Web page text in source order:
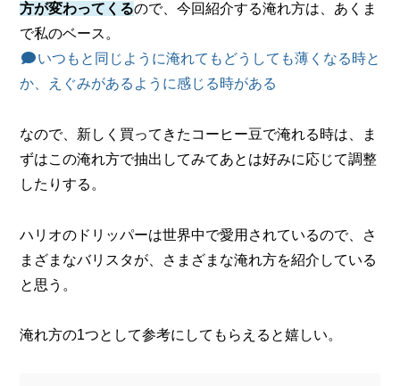
方が変わってくるので、 今回紹介する淹れ方は、あくま
で私のベース。
いつもと同じように淹れてもどうしても薄くなる時と
か、えぐみがあるように感じる時がある
なので、新しく買ってきたコーヒー豆で淹れる時は、
ま
ずはこの淹れ方で抽出してみてあとは好みに応じて調整
したりする。
ハリオのドリッパーは世界中で愛用されているので、
さ
まざまなバリスタが、さまざまな淹れ方を紹介している
と思う。
淹れ方の1つとして参考にしてもらえると嬉しい。